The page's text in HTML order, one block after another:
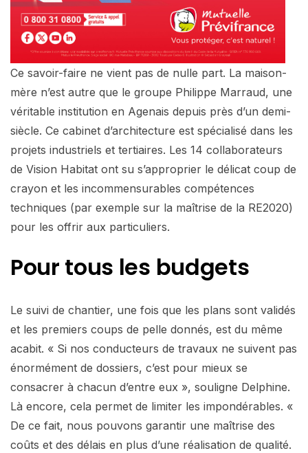
Ce savoir-faire ne vient pas de nulle part. La maison-
mère n’est autre que le groupe Philippe Marraud, une
véritable institution en Agenais depuis près d’un demi-
siècle. Ce cabinet d’architecture est spécialisé dans les
projets industriels et tertiaires. Les 14 collaborateurs
de Vision Habitat ont su s’approprier le délicat coup de
crayon et les incommensurables compétences
techniques (par exemple sur la maîtrise de la RE2020)
pour les offrir aux particuliers.
Pour tous les budgets
Le suivi de chantier, une fois que les plans sont validés
et les premiers coups de pelle donnés, est du même
acabit. « Si nos conducteurs de travaux ne suivent pas
énormément de dossiers, c’est pour mieux se
consacrer à chacun d’entre eux », souligne Delphine.
Là encore, cela permet de limiter les impondérables. «
De ce fait, nous pouvons garantir une maîtrise des
coûts et des délais en plus d’une réalisation de qualité.